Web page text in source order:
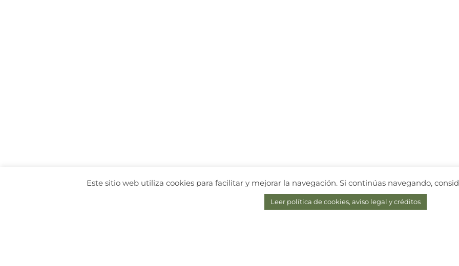
Este sitio web utiliza cookies para facilitar y mejorar la navegación. Si continúas navegando,
Leer política de cookies, aviso legal y créditos